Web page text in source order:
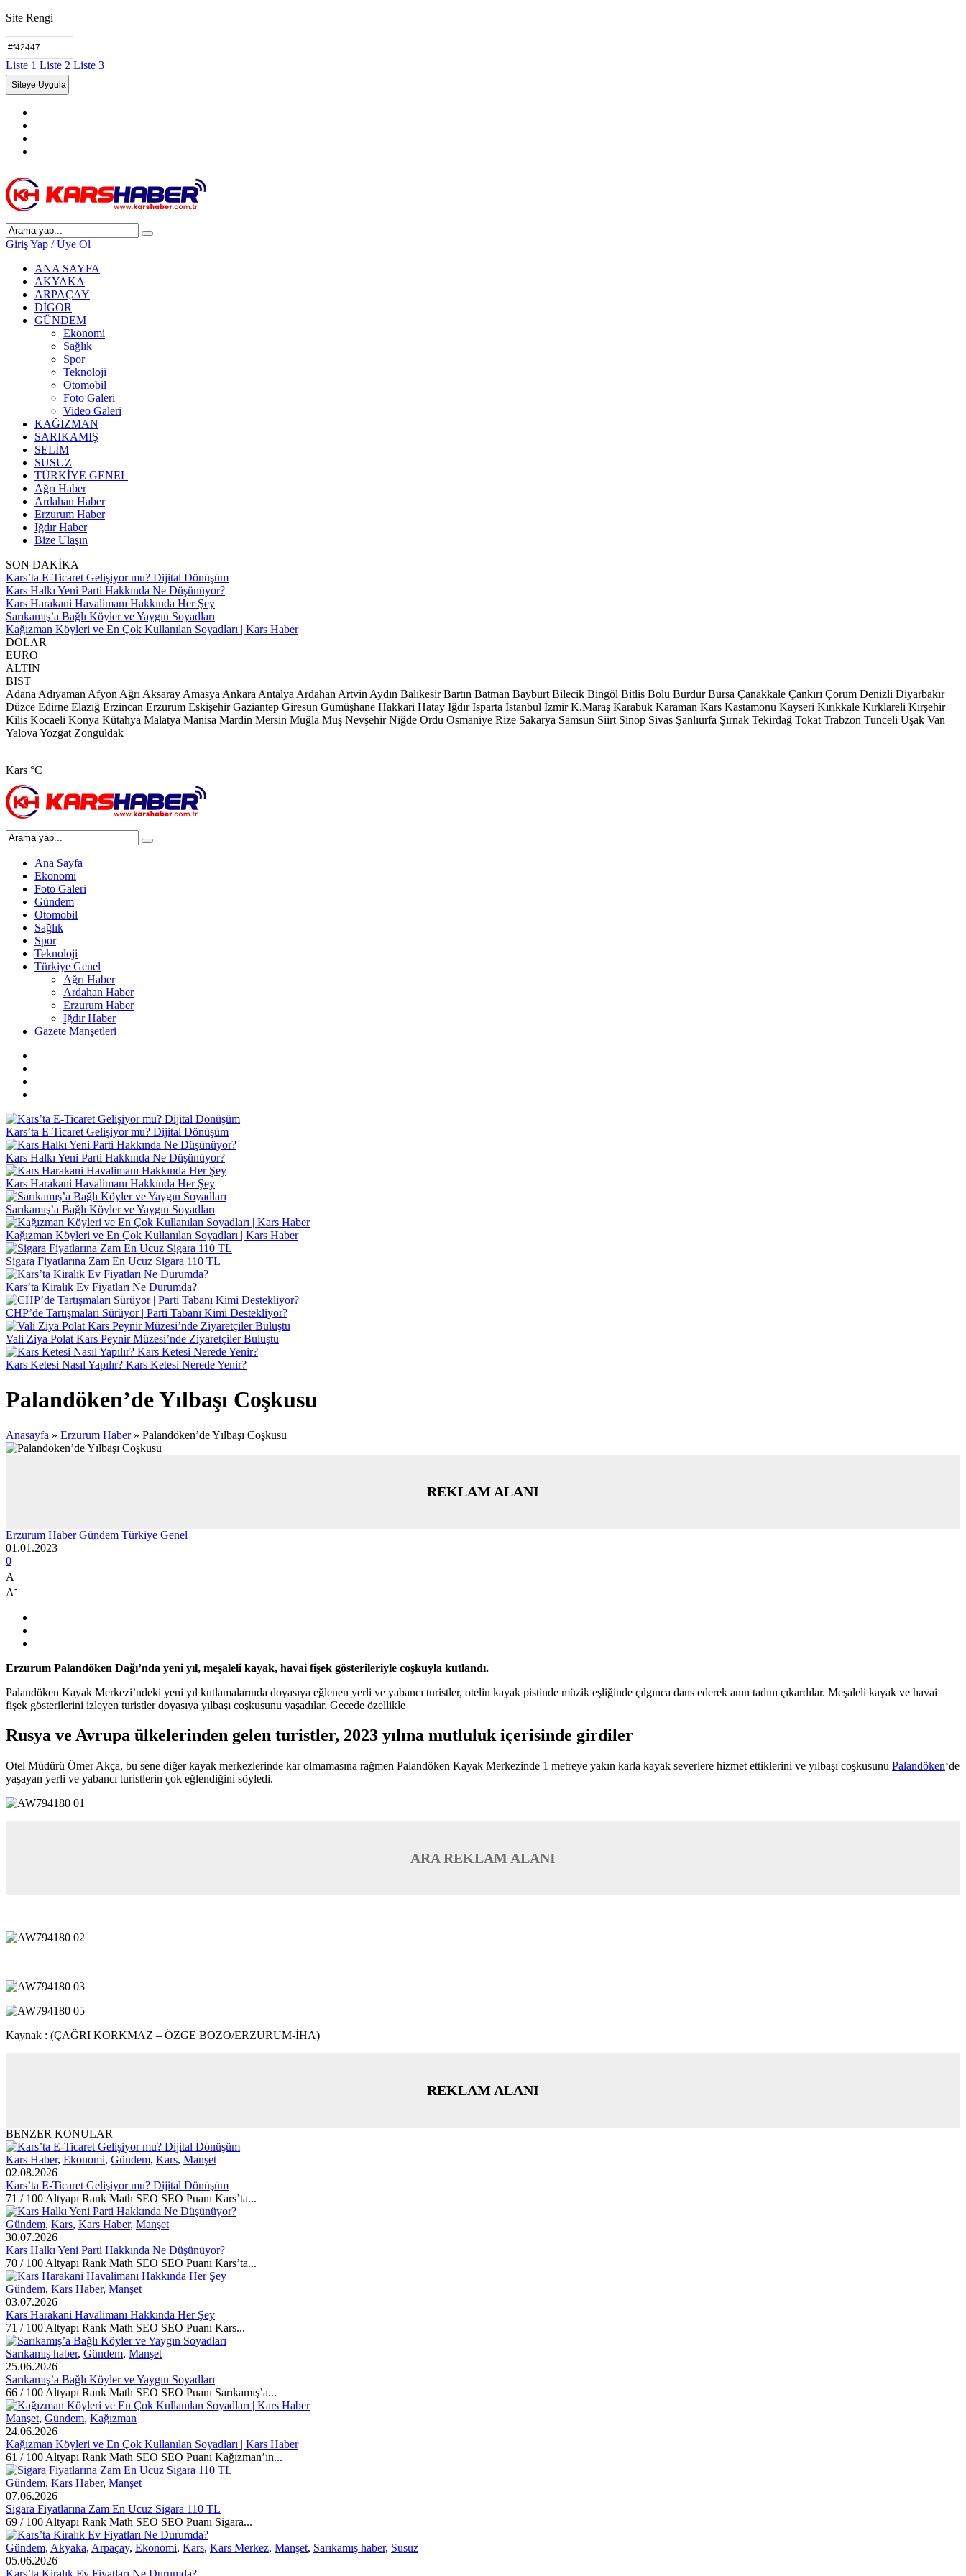
Site Rengi
Liste 1 Liste 2 Liste 3
Giriş Yap / Üye Ol
ANA SAYFA
AKYAKA
ARPAÇAY
DİGOR
GÜNDEM
Ekonomi
Sağlık
Spor
Teknoloji
Otomobil
Foto Galeri
Video Galeri
KAĞIZMAN
SARIKAMIŞ
SELİM
SUSUZ
TÜRKİYE GENEL
Ağrı Haber
Ardahan Haber
Erzurum Haber
Iğdır Haber
Bize Ulaşın
SON DAKİKA
Kars’ta E-Ticaret Gelişiyor mu? Dijital Dönüşüm
Kars Halkı Yeni Parti Hakkında Ne Düşünüyor?
Kars Harakani Havalimanı Hakkında Her Şey
Sarıkamış’a Bağlı Köyler ve Yaygın Soyadları
Kağızman Köyleri ve En Çok Kullanılan Soyadları | Kars Haber
DOLAR
EURO
ALTIN
BIST
Adana Adıyaman Afyon Ağrı Aksaray Amasya Ankara Antalya Ardahan Artvin Aydın Balıkesir Bartın Batman Bayburt Bilecik Bingöl Bitlis Bolu Burdur Bursa Çanakkale Çankırı Çorum Denizli Diyarbakır
Düzce Edirne Elazığ Erzincan Erzurum Eskişehir Gaziantep Giresun Gümüşhane Hakkari Hatay Iğdır Isparta İstanbul İzmir K.Maraş Karabük Karaman Kars Kastamonu Kayseri Kırıkkale Kırklareli Kırşehir
Kilis Kocaeli Konya Kütahya Malatya Manisa Mardin Mersin Muğla Muş Nevşehir Niğde Ordu Osmaniye Rize Sakarya Samsun Siirt Sinop Sivas Şanlıurfa Şırnak Tekirdağ Tokat Trabzon Tunceli Uşak Van
Yalova Yozgat Zonguldak
Kars °C
Ana Sayfa
Ekonomi
Foto Galeri
Gündem
Otomobil
Sağlık
Spor
Teknoloji
Türkiye Genel
Ağrı Haber
Ardahan Haber
Erzurum Haber
Iğdır Haber
Gazete Manşetleri
Kars’ta E-Ticaret Gelişiyor mu? Dijital Dönüşüm
Kars Halkı Yeni Parti Hakkında Ne Düşünüyor?
Kars Harakani Havalimanı Hakkında Her Şey
Sarıkamış’a Bağlı Köyler ve Yaygın Soyadları
Kağızman Köyleri ve En Çok Kullanılan Soyadları | Kars Haber
Sigara Fiyatlarına Zam En Ucuz Sigara 110 TL
Kars’ta Kiralık Ev Fiyatları Ne Durumda?
CHP’de Tartışmaları Sürüyor | Parti Tabanı Kimi Destekliyor?
Vali Ziya Polat Kars Peynir Müzesi’nde Ziyaretçiler Buluştu
Kars Ketesi Nasıl Yapılır? Kars Ketesi Nerede Yenir?
Palandöken’de Yılbaşı Coşkusu
Anasayfa » Erzurum Haber » Palandöken’de Yılbaşı Coşkusu
REKLAM ALANI
Erzurum Haber Gündem Türkiye Genel
01.01.2023
0
A+
A-
Erzurum Palandöken Dağı’nda yeni yıl, meşaleli kayak, havai fişek gösterileriyle coşkuyla kutlandı.
Palandöken Kayak Merkezi’ndeki yeni yıl kutlamalarında doyasıya eğlenen yerli ve yabancı turistler, otelin kayak pistinde müzik eşliğinde çılgınca dans ederek anın tadını çıkardılar. Meşaleli kayak ve havai
fişek gösterilerini izleyen turistler doyasıya yılbaşı coşkusunu yaşadılar. Gecede özellikle
Rusya ve Avrupa ülkelerinden gelen turistler, 2023 yılına mutluluk içerisinde girdiler
Otel Müdürü Ömer Akça, bu sene diğer kayak merkezlerinde kar olmamasına rağmen Palandöken Kayak Merkezinde 1 metreye yakın karla kayak severlere hizmet ettiklerini ve yılbaşı coşkusunu Palandöken‘de
yaşayan yerli ve yabancı turistlerin çok eğlendiğini söyledi.
ARA REKLAM ALANI
Kaynak : (ÇAĞRI KORKMAZ – ÖZGE BOZO/ERZURUM-İHA)
REKLAM ALANI
BENZER KONULAR
Kars Haber, Ekonomi, Gündem, Kars, Manşet
02.08.2026
Kars’ta E-Ticaret Gelişiyor mu? Dijital Dönüşüm
71 / 100 Altyapı Rank Math SEO SEO Puanı Kars’ta...
Gündem, Kars, Kars Haber, Manşet
30.07.2026
Kars Halkı Yeni Parti Hakkında Ne Düşünüyor?
70 / 100 Altyapı Rank Math SEO SEO Puanı Kars’ta...
Gündem, Kars Haber, Manşet
03.07.2026
Kars Harakani Havalimanı Hakkında Her Şey
71 / 100 Altyapı Rank Math SEO SEO Puanı Kars...
Sarıkamış haber, Gündem, Manşet
25.06.2026
Sarıkamış’a Bağlı Köyler ve Yaygın Soyadları
66 / 100 Altyapı Rank Math SEO SEO Puanı Sarıkamış’a...
Manşet, Gündem, Kağızman
24.06.2026
Kağızman Köyleri ve En Çok Kullanılan Soyadları | Kars Haber
61 / 100 Altyapı Rank Math SEO SEO Puanı Kağızman’ın...
Gündem, Kars Haber, Manşet
07.06.2026
Sigara Fiyatlarına Zam En Ucuz Sigara 110 TL
69 / 100 Altyapı Rank Math SEO SEO Puanı Sigara...
Gündem, Akyaka, Arpaçay, Ekonomi, Kars, Kars Merkez, Manşet, Sarıkamış haber, Susuz
05.06.2026